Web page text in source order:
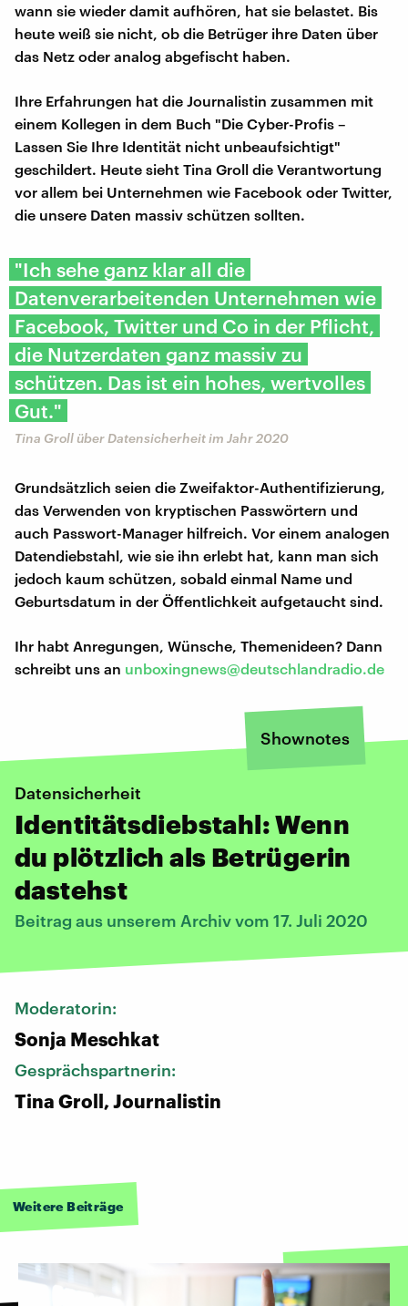
wann sie wieder damit aufhören, hat sie belastet. Bis
heute weiß sie nicht, ob die Betrüger ihre Daten über
das Netz oder analog abgefischt haben.
Ihre Erfahrungen hat die Journalistin zusammen mit
einem Kollegen in dem Buch "Die Cyber-Profis –
Lassen Sie Ihre Identität nicht unbeaufsichtigt"
geschildert. Heute sieht Tina Groll die Verantwortung
vor allem bei Unternehmen wie Facebook oder Twitter,
die unsere Daten massiv schützen sollten.
"Ich sehe ganz klar all die
Datenverarbeitenden Unternehmen wie
Facebook, Twitter und Co in der Pflicht,
die Nutzerdaten ganz massiv zu
schützen. Das ist ein hohes, wertvolles
Gut."
Tina Groll über Datensicherheit im Jahr 2020
Grundsätzlich seien die Zweifaktor-Authentifizierung,
das Verwenden von kryptischen Passwörtern und
auch Passwort-Manager hilfreich. Vor einem analogen
Datendiebstahl, wie sie ihn erlebt hat, kann man sich
jedoch kaum schützen, sobald einmal Name und
Geburtsdatum in der Öffentlichkeit aufgetaucht sind.
Ihr habt Anregungen, Wünsche, Themenideen? Dann
schreibt uns an unboxingnews@deutschlandradio.de
Shownotes
Datensicherheit
Identitätsdiebstahl: Wenn
du plötzlich als Betrügerin
dastehst
Beitrag aus unserem Archiv vom 17. Juli 2020
Moderatorin:
Sonja Meschkat
Gesprächspartnerin:
Tina Groll, Journalistin
Weitere Beiträge